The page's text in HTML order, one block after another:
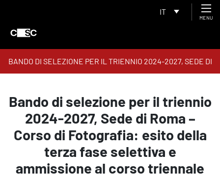
IT
MENU
BANDO DI SELEZIONE PER IL TRIENNIO 2024-2027, SEDE DI
ROMA – CORSO DI FOTOGRAFIA: ESITO DELLA TERZA FASE
Bando di selezione per il triennio
2024-2027, Sede di Roma –
Corso di Fotografia: esito della
terza fase selettiva e
ammissione al corso triennale